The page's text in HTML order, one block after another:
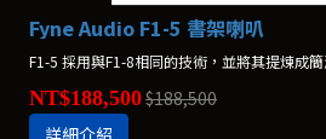
Fyne Audio F1-5 書架喇叭
F1-5 採用與F1-8相同的技術，並將其提煉成簡
NT$188,500$188,500
詳細介紹